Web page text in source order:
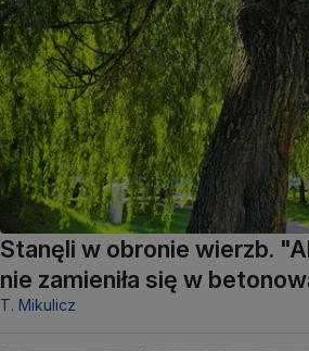
Stanęli w obronie wierzb.
nie zamieniła się w
T. Mikulicz